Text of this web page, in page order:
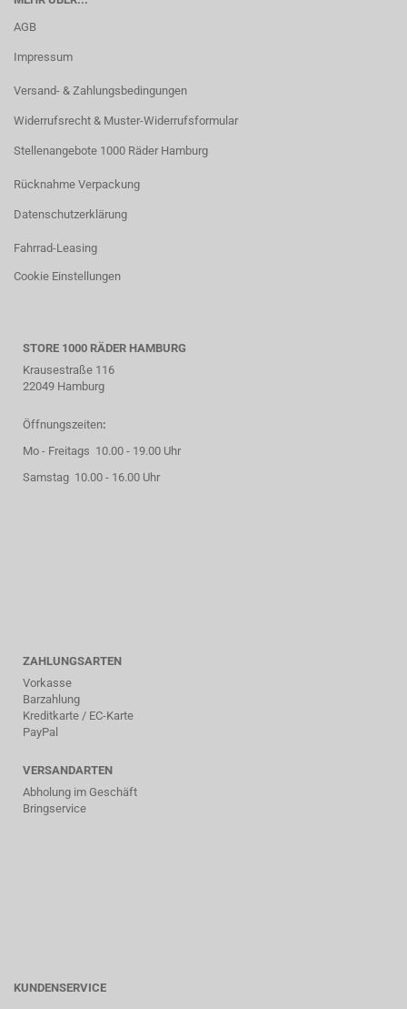
AGB
Impressum
Versand- & Zahlungsbedingungen
Widerrufsrecht & Muster-Widerrufsformular
Stellenangebote 1000 Räder Hamburg
Rücknahme Verpackung
Datenschutzerklärung
Fahrrad-Leasing
Cookie Einstellungen
STORE 1000 RÄDER HAMBURG
Krausestraße 116
22049 Hamburg
Öffnungszeiten:
Mo - Freitags 10.00 - 19.00 Uhr
Samstag 10.00 - 16.00 Uhr
ZAHLUNGSARTEN
Vorkasse
Barzahlung
Kreditkarte / EC-Karte
PayPal
VERSANDARTEN
Abholung im Geschäft
Bringservice
KUNDENSERVICE